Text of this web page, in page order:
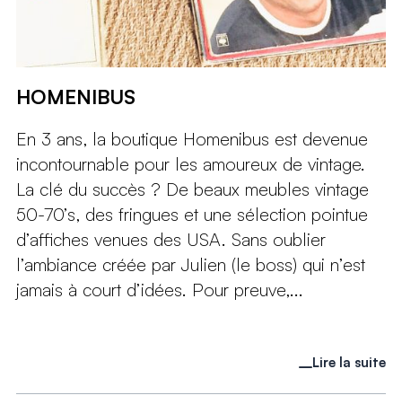
HOMENIBUS
En 3 ans, la boutique Homenibus est devenue
incontournable pour les amoureux de vintage.
La clé du succès ? De beaux meubles vintage
50-70’s, des fringues et une sélection pointue
d’affiches venues des USA. Sans oublier
l’ambiance créée par Julien (le boss) qui n’est
jamais à court d’idées. Pour preuve,...
Lire la suite